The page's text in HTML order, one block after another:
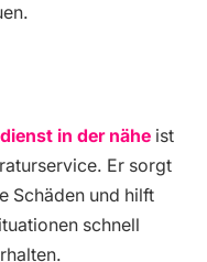
in der nähe ist
Er sorgt
Schäden und hilft
schnell